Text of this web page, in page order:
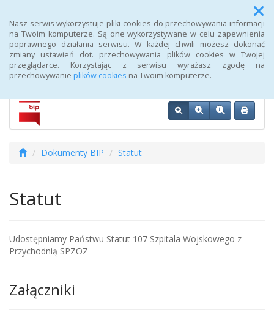
Nasz serwis wykorzystuje pliki cookies do przechowywania informacji
na Twoim komputerze. Są one wykorzystywane w celu zapewnienia
poprawnego działania serwisu. W każdej chwili możesz dokonać
zmiany ustawień dot. przechowywania plików cookies w Twojej
przeglądarce. Korzystając z serwisu wyrażasz zgodę na
przechowywanie plików cookies na Twoim komputerze.
Menu
Biuletyn Informacji Publicznej 107 Szpitala Wojskowego z
Przychodnią SPZOZ w Wałczu
Dokumenty BIP Statut
Statut
Udostępniamy Państwu Statut 107 Szpitala Wojskowego z
Przychodnią SPZOZ
Załączniki